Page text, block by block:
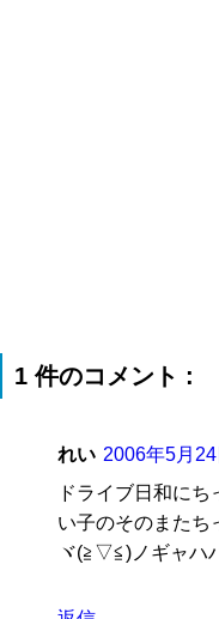
1 件のコメント :
れい 2006年5月
ドライブ日和に
い子のそのまたち
ヾ(≧▽≦)ノギャハ